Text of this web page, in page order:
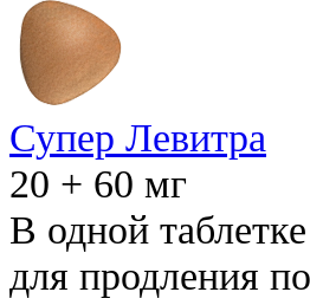
Супер Левитра
20 + 60 мг
В одной
для продления